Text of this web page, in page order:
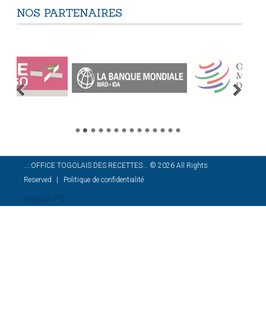
NOS PARTENAIRES
..::OFFICE TOGOLAIS DES RECETTES:.. © 2026 All Rights
Reserved
Politique de confidentialité
Version PC